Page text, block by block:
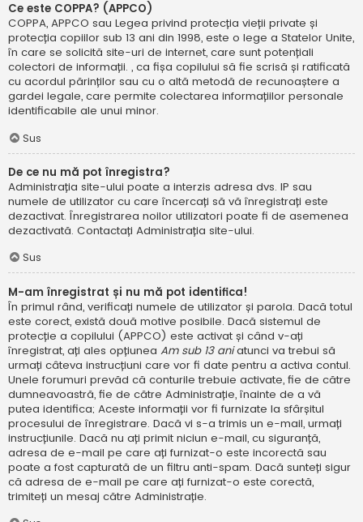
Ce este COPPA? (APPCO)
COPPA, APPCO sau Legea privind protecția vieții private și
protecția copiilor sub 13 ani din 1998, este o lege a Statelor Unite,
în care se solicită site-uri de internet, care sunt potențiali
colectori de informații. , ca fișa copilului să fie scrisă și ratificată
cu acordul părinților sau cu o altă metodă de recunoaștere a
gardei legale, care permite colectarea informațiilor personale
identificabile ale unui minor.
Sus
De ce nu mă pot înregistra?
Administrația site-ului poate a interzis adresa dvs. IP sau
numele de utilizator cu care încercați să vă înregistrați este
dezactivat. Înregistrarea noilor utilizatori poate fi de asemenea
dezactivată. Contactați Administrația site-ului.
Sus
M-am înregistrat și nu mă pot identifica!
În primul rând, verificați numele de utilizator și parola. Dacă totul
este corect, există două motive posibile. Dacă sistemul de
protecție a copilului (APPCO) este activat și când v-ați
înregistrat, ați ales opțiunea Am sub 13 aniatunci va trebui să
urmați câteva instrucțiuni care vor fi date pentru a activa contul.
Unele forumuri prevăd că conturile trebuie activate, fie de către
dumneavoastră, fie de către Administrație, înainte de a vă
putea identifica; Aceste informații vor fi furnizate la sfârșitul
procesului de înregistrare. Dacă vi s-a trimis un e-mail, urmați
instrucțiunile. Dacă nu ați primit niciun e-mail, cu siguranță,
adresa de e-mail pe care ați furnizat-o este incorectă sau
poate a fost capturată de un filtru anti-spam. Dacă sunteți sigur
că adresa de e-mail pe care ați furnizat-o este corectă,
trimiteți un mesaj către Administrație.